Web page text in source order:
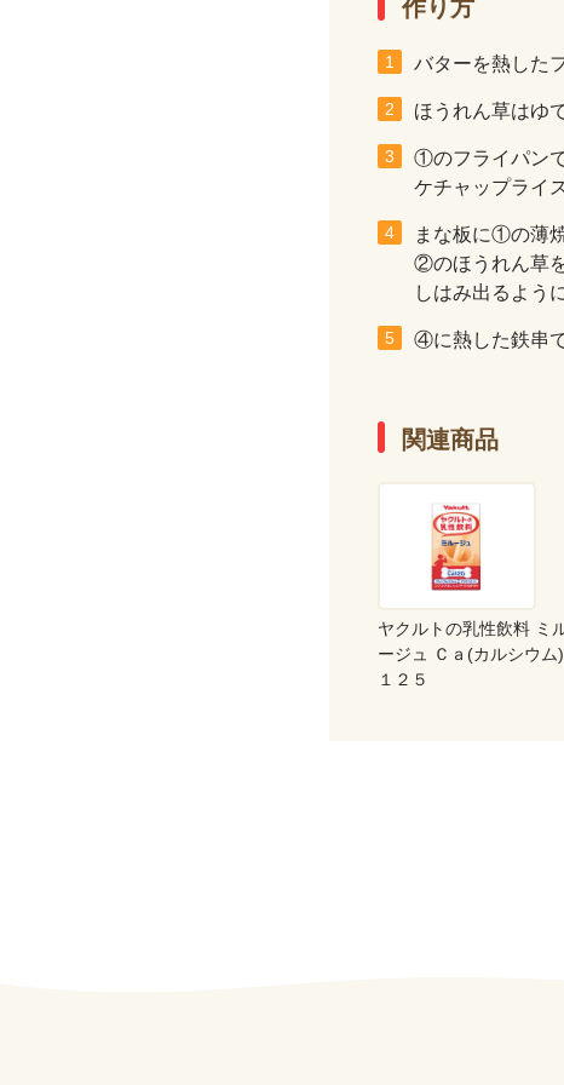
作り方
バターを熱した
ほうれん草はゆ
①のフライパン
ケチャップライ
まな板に①の薄
②のほうれん草
しはみ出るよう
④に熱した鉄串
関連商品
ヤクルトの乳性飲料 ミ
ージュ Ｃａ(カルシウム)
１２５